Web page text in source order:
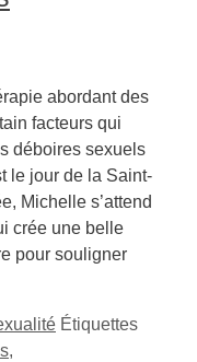
abordant des
facteurs qui
déboires sexuels
le jour de la Saint-
Michelle s’attend
crée une belle
pour souligner
Étiquettes
,